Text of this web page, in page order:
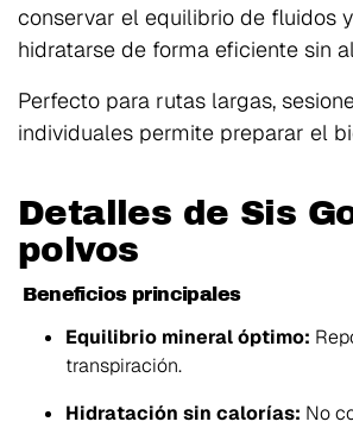
conservar el equilibrio de fluidos
hidratarse de forma eficiente sin
Perfecto para rutas largas,
individuales permite preparar el
Detalles de Sis
polvos
Beneficios principales
Equilibrio mineral óptimo:
transpiración.
Hidratación sin calorías: No